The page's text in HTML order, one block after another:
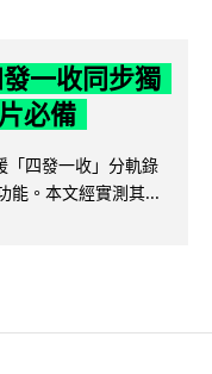
一收同步獨
必備
四發一收」分軌錄
能。本文經實測其...